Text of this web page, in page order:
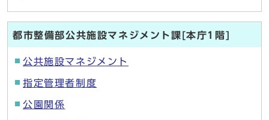
都市整備部公共施設マネジメント課[本庁1階]
公共施設マネジメント
指定管理者制度
公園関係